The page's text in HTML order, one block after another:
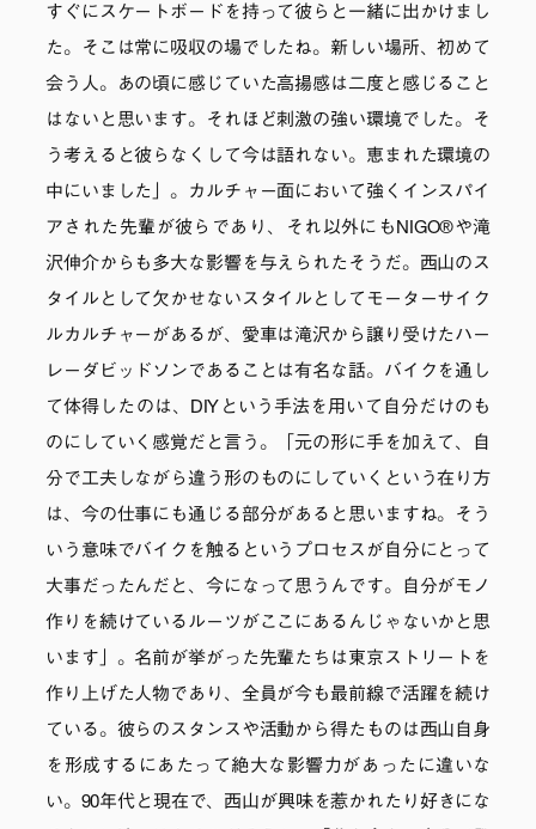
すぐにスケートボードを持って彼らと一緒に出かけまし
た。そこは常に吸収の場でしたね。新しい場所、初めて
会う人。あの頃に感じていた高揚感は二度と感じること
はないと思います。それほど刺激の強い環境でした。そ
う考えると彼らなくして今は語れない。恵まれた環境の
中にいました」。カルチャー面において強くインスパイ
アされた先輩が彼らであり、それ以外にもNIGO®や滝
沢伸介からも多大な影響を与えられたそうだ。西山のス
タイルとして欠かせないスタイルとしてモーターサイク
ルカルチャーがあるが、愛車は滝沢から譲り受けたハー
レーダビッドソンであることは有名な話。バイクを通し
て体得したのは、DIYという手法を用いて自分だけのも
のにしていく感覚だと言う。「元の形に手を加えて、自
分で工夫しながら違う形のものにしていくという在り方
は、今の仕事にも通じる部分があると思いますね。そう
いう意味でバイクを触るというプロセスが自分にとって
大事だったんだと、今になって思うんです。自分がモノ
作りを続けているルーツがここにあるんじゃないかと思
います」。名前が挙がった先輩たちは東京ストリートを
作り上げた人物であり、全員が今も最前線で活躍を続け
ている。彼らのスタンスや活動から得たものは西山自身
を形成するにあたって絶大な影響力があったに違いな
い。90年代と現在で、西山が興味を惹かれたり好きにな